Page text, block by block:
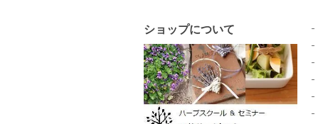
ショップについて